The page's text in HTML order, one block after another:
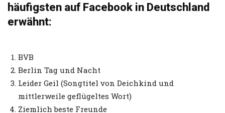
häufigsten auf Facebook in Deutschland
erwähnt:
BVB
Berlin Tag und Nacht
Leider Geil (Songtitel von Deichkind und
mittlerweile geflügeltes Wort)
Ziemlich beste Freunde